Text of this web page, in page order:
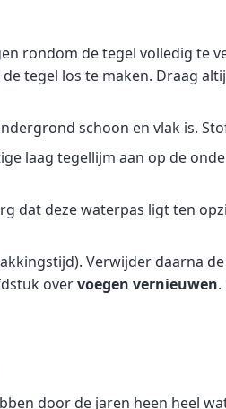
rondom de tegel volledig te
tegel los te maken. Draag
schoon en vlak is.
laag tegellijm aan op de
dat deze waterpas ligt ten
Verwijder daarna
overvoegen vernieuwen
door de jaren heen heel